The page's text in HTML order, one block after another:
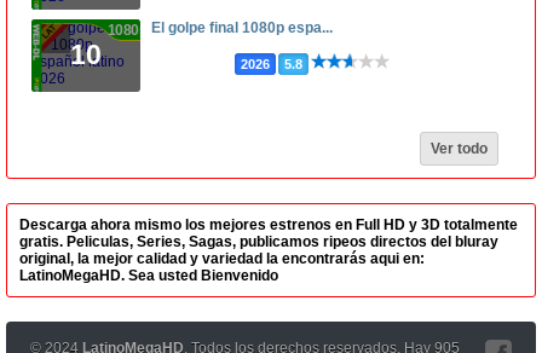
10
1080p El golpe final 1080p espa...
2026 5.8
Ver todo
Descarga ahora mismo los mejores estrenos en Full HD y 3D totalmente
gratis. Peliculas, Series, Sagas, publicamos ripeos directos del bluray
original, la mejor calidad y variedad la encontrarás aqui en:
LatinoMegaHD. Sea usted Bienvenido
© 2024 LatinoMegaHD , Todos los derechos reservados. Hay 905